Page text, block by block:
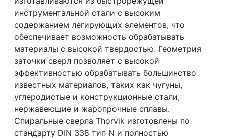
инструментальной стали с высоким
содержанием легирующих элементов, что
обеспечивает возможность обрабатывать
материалы с высокой твердостью. Геометрия
заточки сверл позволяет с высокой
эффективностью обрабатывать большинство
известных материалов, таких как чугуны,
углеродистые и конструкционные стали,
нержавеющие и жаропрочные сплавы.
Спиральные сверла Thorvik изготовлены по
стандарту DIN 338 тип N и полностью